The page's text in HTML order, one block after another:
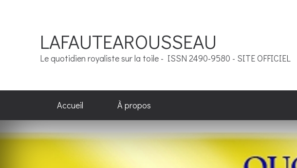
LAFAUTEAROUSSEAU
Le quotidien royaliste sur la toile - ISSN 2490-9580 - SITE OFFICIEL
Accueil À propos